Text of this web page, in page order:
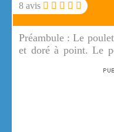
8 avis
Préambule :Le
et doré à point. Le